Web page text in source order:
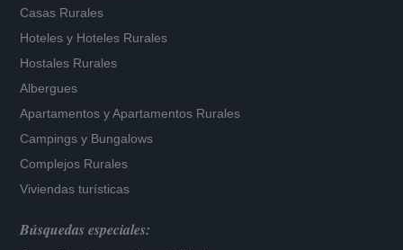
Casas Rurales
Hoteles y Hoteles Rurales
Hostales Rurales
Albergues
Apartamentos yApartamentos Rurales
Campings y Bungalows
Complejos Rurales
Viviendas turísticas
Búsquedas especiales: